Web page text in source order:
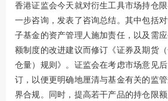
香港证监会今天就对衍生工具市场持仓
一步咨询，发表了咨询总结。其中包括
子基金的资产管理人施加责任，以及需
额制度的改进建议而修订《证券及期货
仓量）规则》。证监会在考虑市场意见
订，以便更明确地厘清与基金有关的监
界合规。同时，提高若干产品的持仓限